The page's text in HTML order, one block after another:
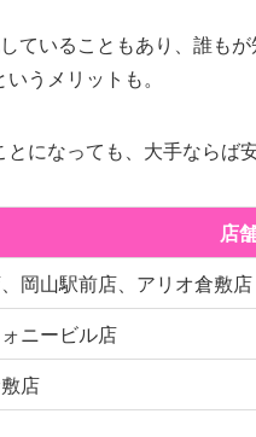
ていることもあり、誰も
うメリットも。
になっても、大手ならば安
店
岡山駅前店、アリオ倉敷店
ニービル店
店